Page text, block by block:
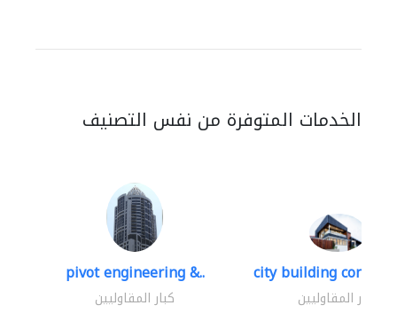
الخدمات المتوفرة من نفس التصنيف
pivot engineering &..
كبار المقاوليين
city building
كبار المقاوليين